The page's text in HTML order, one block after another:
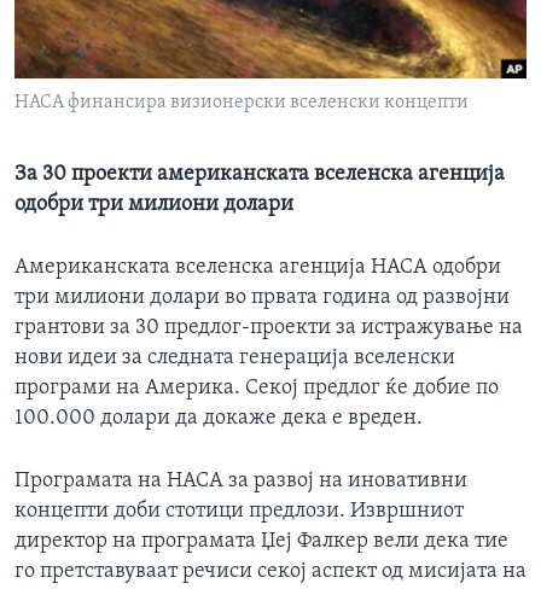
ИНТЕРВЈУА
Јазици
НАСА финансира визионерски вселенски концепти
За 30 проекти американската вселенска агенција
одобри три милиони долари
Американската вселенска агенција НАСА одобри
три милиони долари во првата година од развојни
грантови за 30 предлог-проекти за истражување на
нови идеи за следната генерација вселенски
програми на Америка. Секој предлог ќе добие по
100.000 долари да докаже дека е вреден.
Програмата на НАСА за развој на иновативни
концепти доби стотици предлози. Извршниот
директор на програмата Џеј Фалкер вели дека тие
го претставуваат речиси секој аспект од мисијата на